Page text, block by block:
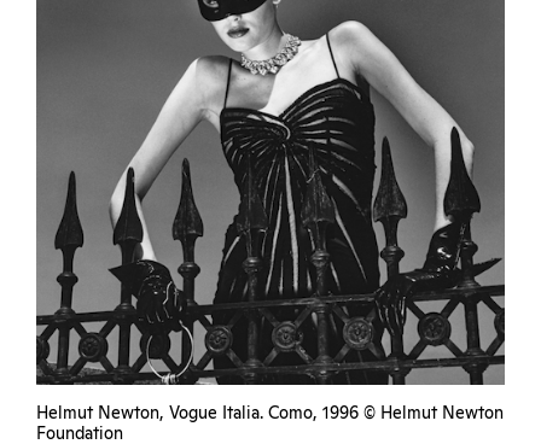
Helmut Newton, Vogue Italia. Como, 1996 © Helmut Newton
Foundation